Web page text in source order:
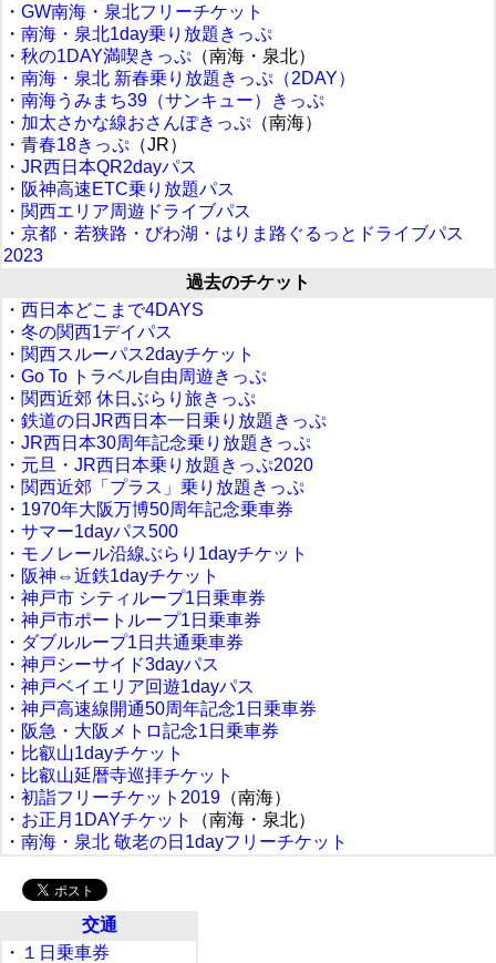
・ GW南海・泉北フリーチケット
・ 南海・泉北1day乗り放題きっぷ
・ 秋の1DAY満喫きっぷ （南海・泉北）
・ 南海・泉北 新春乗り放題きっぷ（2DAY）
・ 南海うみまち39（サンキュー）きっぷ
・ 加太さかな線おさんぽきっぷ （南海）
・ 青春18きっぷ （JR）
・ JR西日本QR2dayパス
・ 阪神高速ETC乗り放題パス
・ 関西エリア周遊ドライブパス
・ 京都・若狭路・びわ湖・はりま路ぐるっとドライブパス
2023
過去のチケット
・ 西日本どこまで4DAYS
・ 冬の関西1デイパス
・ 関西スルーパス2dayチケット
・ Go To トラベル自由周遊きっぷ
・ 関西近郊 休日ぶらり旅きっぷ
・ 鉄道の日JR西日本一日乗り放題きっぷ
・ JR西日本30周年記念乗り放題きっぷ
・ 元旦・JR西日本乗り放題きっぷ2020
・ 関西近郊「プラス」乗り放題きっぷ
・ 1970年大阪万博50周年記念乗車券
・ サマー1dayパス500
・ モノレール沿線ぶらり1dayチケット
・ 阪神⇔近鉄1dayチケット
・ 神戸市 シティループ1日乗車券
・ 神戸市ポートループ1日乗車券
・ ダブルループ1日共通乗車券
・ 神戸シーサイド3dayパス
・ 神戸ベイエリア回遊1dayパス
・ 神戸高速線開通50周年記念1日乗車券
・ 阪急・大阪メトロ記念1日乗車券
・ 比叡山1dayチケット
・ 比叡山延暦寺巡拝チケット
・ 初詣フリーチケット2019 （南海）
・ お正月1DAYチケット
（南海・泉北）
・ 南海・泉北 敬老の日1dayフリーチケット
交通
・ １日乗車券